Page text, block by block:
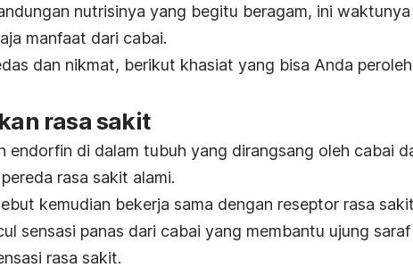
nutrisinya yang begitu beragam, ini
manfaat dari cabai.
dan nikmat, berikut khasiat yang bisa Anda
rasa sakit
endorfin di dalam tubuh yang dirangsang oleh cabai
rasa sakit alami.
kemudian bekerja sama dengan reseptor rasa
sensasi panas dari cabai yang membantu ujung
rasa sakit.